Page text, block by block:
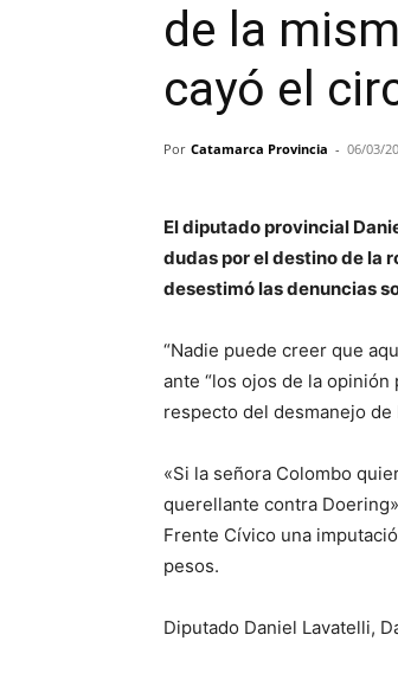
de la
cayó el
Por Catamarca Provincia - 06/03/
El diputado provincial
dudas por el destino de la
desestimó las denuncias
“Nadie puede creer que
ante “los ojos de la
respecto del desmanejo de
«Si la señora Colombo
querellante contra
Frente Cívico una
pesos.
Diputado Daniel Lavatelli,